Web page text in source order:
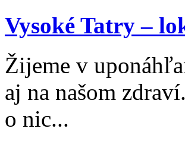
Vysoké Tatry –
Žijeme v
aj na našom
o nic...